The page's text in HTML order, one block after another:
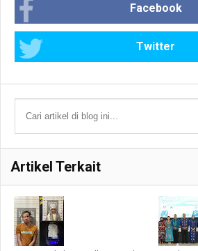
Facebook
Twitter
Artikel Terkait